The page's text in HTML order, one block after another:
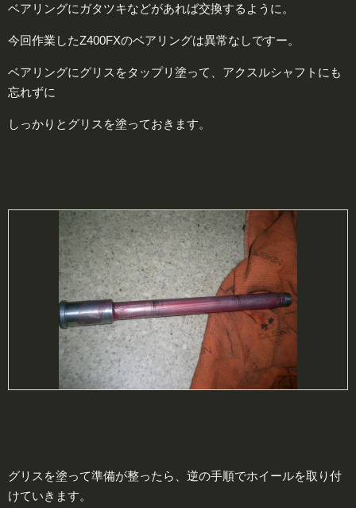
ベアリングにガタツキなどがあれば交換するように。
今回作業したZ400FXのベアリングは異常なしですー。
ベアリングにグリスをタップリ塗って、アクスルシャフトにも
忘れずに
しっかりとグリスを塗っておきます。
グリスを塗って準備が整ったら、逆の手順でホイールを取り付
けていきます。